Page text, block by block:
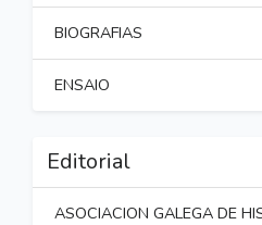
BIOGRAFIAS
ENSAIO
Editorial
ASOCIACION GALEGA DE